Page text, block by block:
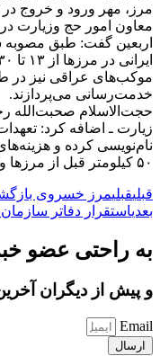
مرز، مهر ورود و خروج
معاون امور حج وزیارت
اربعین گفت: طبق
خدمت‌رسانی می‌پردازند.
حجت‌الاسلام صحبت‌الله
زیارت ـ اضافه کرد:
نام‌نویسی کرده و
۵۰ کیلومتر قبل از مرز‌ها و تا روز بازگشت جریان خواهد داشت.
قبلیقبلیمرز خسروی
بعدیاستقرار دفاتر
به راحتی عضو
و پیش از دیگران
Email
ارسال